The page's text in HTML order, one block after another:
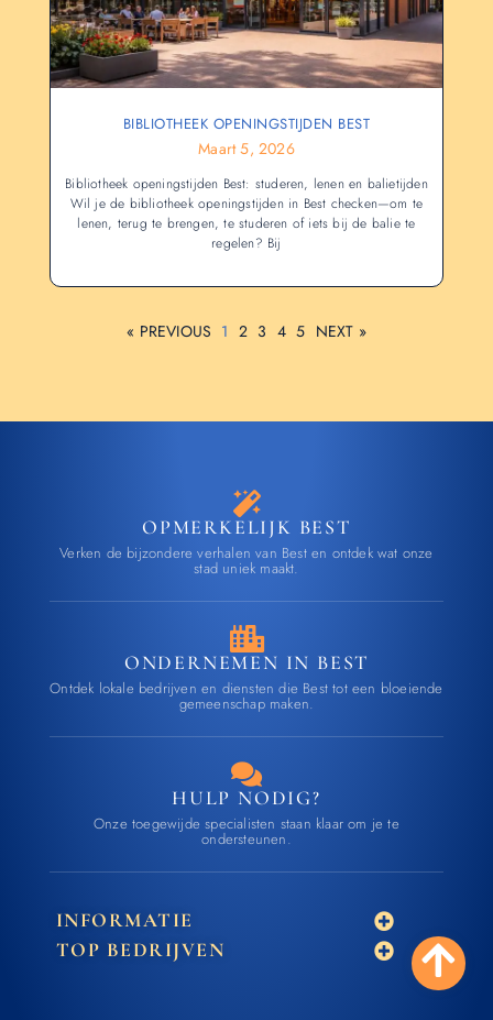
BIBLIOTHEEK OPENINGSTIJDEN BEST
Maart 5, 2026
Bibliotheek openingstijden Best: studeren, lenen en balietijden
Wil je de bibliotheek openingstijden in Best checken—om te
lenen, terug te brengen, te studeren of iets bij de balie te
regelen? Bij
« PREVIOUS 1 2 3 4 5 NEXT »
OPMERKELIJK BEST
Verken de bijzondere verhalen van Best en ontdek wat onze
stad uniek maakt.
ONDERNEMEN IN BEST
Ontdek lokale bedrijven en diensten die Best tot een bloeiende
gemeenschap maken.
HULP NODIG?
Onze toegewijde specialisten staan klaar om je te
ondersteunen.
INFORMATIE
TOP BEDRIJVEN